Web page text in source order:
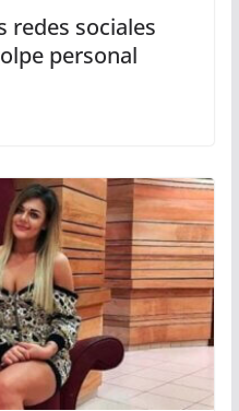
redes sociales
personal